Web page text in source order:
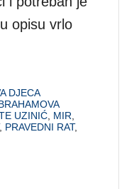
opisu vrlo
DJECA
UZINIĆ MIR
, PRAVEDNI RAT,